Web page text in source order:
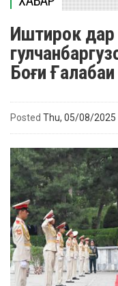
Иштирок
Боғи
Posted Thu, 05/08/2025